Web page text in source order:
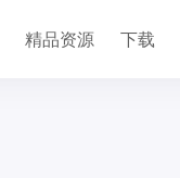
精品资源 下载